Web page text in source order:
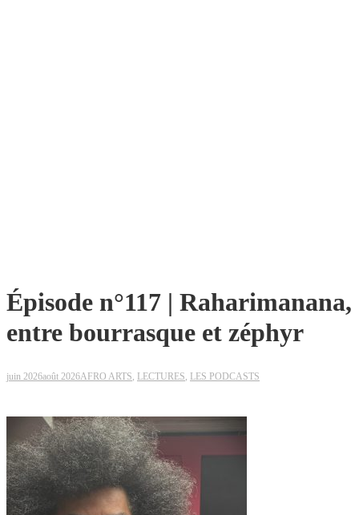
Épisode n°117 | Raharimanana,
entre bourrasque et zéphyr
juin 2026août 2026AFRO ARTS, LECTURES, LES PODCASTS